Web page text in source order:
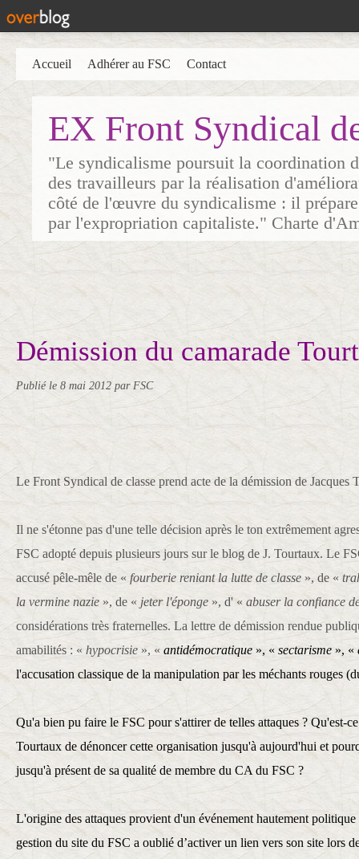
EX Front Syndical
"Le syndicalisme poursuit la coordination
des travailleurs par la réalisation
côté de l'œuvre du syndicalisme : il
par l'expropriation capitaliste." Charte
Accueil Adhérer au FSC Contact
Démission du camarade
Publié le 8 mai 2012 par FSC
Le Front Syndical de classe prend acte de la démission de Jacques
Il ne s'étonne pas d'une telle décision après le ton extrêmement
FSC adopté depuis plusieurs jours sur le blog de J. Tourtaux. Le
accusé pêle-mêle de « fourberie reniant la lutte de classe », de «
la vermine nazie », de « jeter l'éponge », d' « abuser la confiance
considérations très fraternelles. La lettre de démission rendue
amabilités : « hypocrisie », « antidémocratique », « sectarisme », «
l'accusation classique de la manipulation par les méchants rouges
Qu'a bien pu faire le FSC pour s'attirer de telles attaques ? Qu'est-
Tourtaux de dénoncer cette organisation jusqu'à aujourd'hui et
jusqu'à présent de sa qualité de membre du CA du FSC ?
L'origine des attaques provient d'un événement hautement politique
gestion du site du FSC a oublié d’activer un lien vers son site lors